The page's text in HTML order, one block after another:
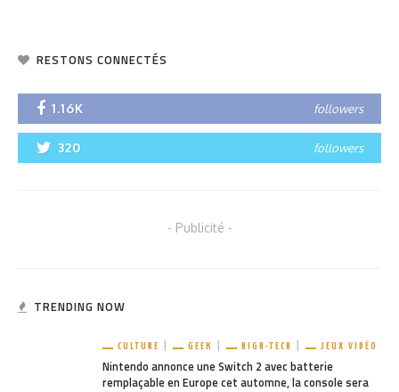
RESTONS CONNECTÉS
1.16K followers
320 followers
- Publicité -
TRENDING NOW
CULTURE GEEK HIGH-TECH JEUX VIDÉO
Nintendo annonce une Switch 2 avec batterie
remplaçable en Europe cet automne, la console sera